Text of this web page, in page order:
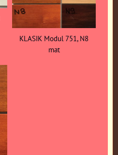
KLASIK Modul 751, N8
mat